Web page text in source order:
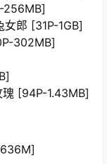
256MB]
郎 [31P-1GB]
302MB]
[94P-1.43MB]